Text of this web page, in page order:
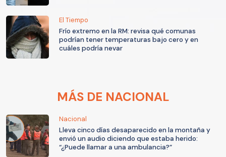
El Tiempo
Frío extremo en la RM: revisa qué comunas
podrían tener temperaturas bajo cero y en
cuáles podría nevar
MÁS DE NACIONAL
Nacional
Lleva cinco días desaparecido en la montaña y
envió un audio diciendo que estaba herido:
“¿Puede llamar a una ambulancia?”